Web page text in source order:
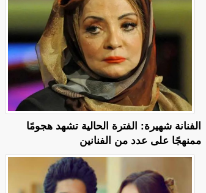
الفنانة شهيرة: الفترة الحالية تشهد هجومًا
ممنهجًا على عدد من الفنانين